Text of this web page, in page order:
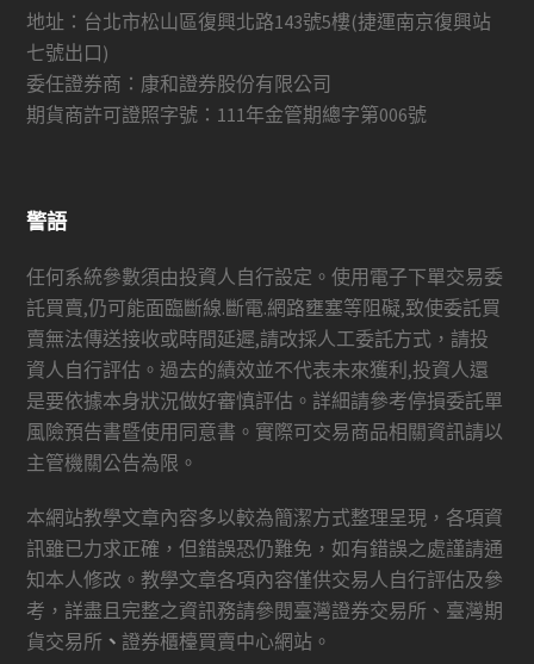
地址：台北市松山區復興北路143號5樓(捷運南京復興站
七號出口)
委任證券商：康和證券股份有限公司
期貨商許可證照字號：111年金管期總字第006號
警語
任何系統參數須由投資人自行設定。使用電子下單交易委
託買賣,仍可能面臨斷線.斷電.網路壅塞等阻礙,致使委託買
賣無法傳送接收或時間延遲,請改採人工委託方式，請投
資人自行評估。過去的績效並不代表未來獲利,投資人還
是要依據本身狀況做好審慎評估。詳細請參考停損委託單
風險預告書暨使用同意書。實際可交易商品相關資訊請以
主管機關公告為限。
本網站教學文章內容多以較為簡潔方式整理呈現，各項資
訊雖已力求正確，但錯誤恐仍難免，如有錯誤之處謹請通
知本人修改。教學文章各項內容僅供交易人自行評估及參
考，詳盡且完整之資訊務請參閱臺灣證券交易所、臺灣期
貨交易所 、證券櫃檯買賣中心網站。